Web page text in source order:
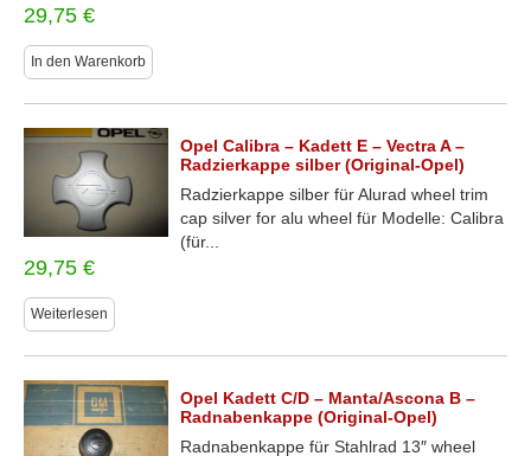
29,75 €
In den Warenkorb
Opel Calibra – Kadett E – Vectra A –
Radzierkappe silber (Original-Opel)
Radzierkappe silber für Alurad wheel trim
cap silver for alu wheel für Modelle: Calibra
(für...
29,75 €
Weiterlesen
Opel Kadett C/D – Manta/Ascona B –
Radnabenkappe (Original-Opel)
Radnabenkappe für Stahlrad 13″ wheel